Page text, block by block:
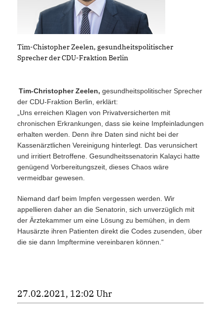
Tim-Chistopher Zeelen, gesundheitspolitischer
Sprecher der CDU-Fraktion Berlin
Tim-Christopher Zeelen, gesundheitspolitischer Sprecher
der CDU-Fraktion Berlin, erklärt:
Uns erreichen Klagen von Privatversicherten mit
chronischen Erkrankungen, dass sie keine Impfeinladungen
erhalten werden. Denn ihre Daten sind nicht bei der
Kassenärztlichen Vereinigung hinterlegt. Das verunsichert
und irritiert Betroffene. Gesundheitssenatorin Kalayci hatte
genügend Vorbereitungszeit, dieses Chaos wäre
vermeidbar gewesen.
Niemand darf beim Impfen vergessen werden. Wir
appellieren daher an die Senatorin, sich unverzüglich mit
der Ärztekammer um eine Lösung zu bemühen, in dem
Hausärzte ihren Patienten direkt die Codes zusenden, über
die sie dann Impftermine vereinbaren können.“
27.02.2021, 12:02 Uhr